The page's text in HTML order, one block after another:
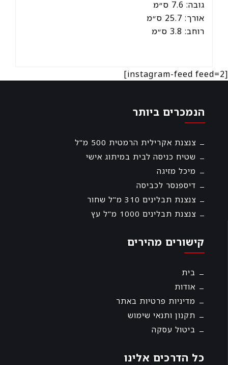
גובה: 7.6 ס״מ
אורך: 25.7 ס״מ
רוחב: 3.8 ס״מ
[instagram-feed feed=2]
הנמכרים ביותר
צנצנת אקרילית הרמטית 500 מ"ל
שטיח כניסה לבית במיתוג אישי
מיכל מזיגה
דיספנסר לכביסה
צנצנת תבלינים 310 מ"ל שחור
צנצנת תבלינים 1000 מ"ל עץ
קישורים מהירים
בית
אודות
מדיניות פרטיות באתר
תקנון ותנאי שימוש
ביטול עסקה
כל הדרכים אלינו